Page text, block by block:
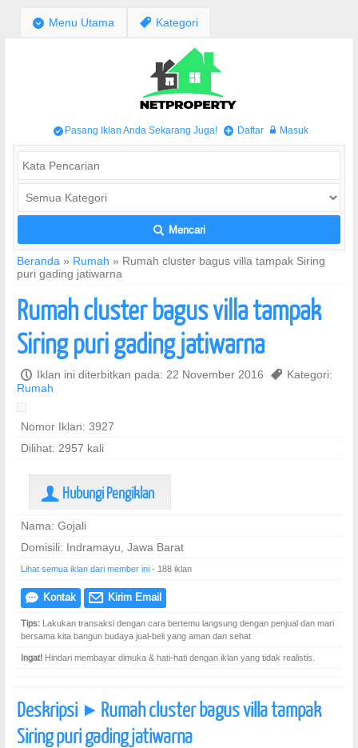
; Menu Utama , Kategori
/ Pasang Iklan Anda Sekarang Juga! + Daftar w Masuk
L Mencari
Beranda » Rumah » Rumah cluster bagus villa tampak Siring
puri gading jatiwarna
Rumah cluster bagus villa tampak
Siring puri gading jatiwarna
P Iklan ini diterbitkan pada: 22 November 2016 , Kategori:
Rumah
Nomor Iklan: 3927
Dilihat: 2957 kali
U Hubungi Pengiklan
Nama: Gojali
Domisili: Indramayu, Jawa Barat
Lihat semua iklan dari member ini - 188 iklan
e Kontak @ Kirim Email
Tips: Lakukan transaksi dengan cara bertemu langsung dengan penjual dan mari
bersama kita bangun budaya jual-beli yang aman dan sehat
Ingat! Hindari membayar dimuka & hati-hati dengan iklan yang tidak realistis.
Deskripsi ] Rumah cluster bagus villa tampak
Siring puri gading jatiwarna